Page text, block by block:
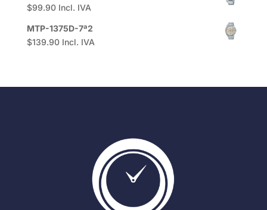
$99.90 Incl. IVA
MTP-1375D-7ª2
$139.90 Incl. IVA